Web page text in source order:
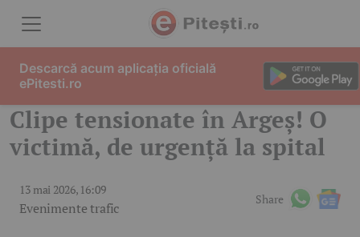
Clipe tensionate în Argeș! O
victimă, de urgență la spital
13 mai 2026, 16:09
Evenimente trafic
Share
Descarcă acum aplicația oficială
ePitesti.ro